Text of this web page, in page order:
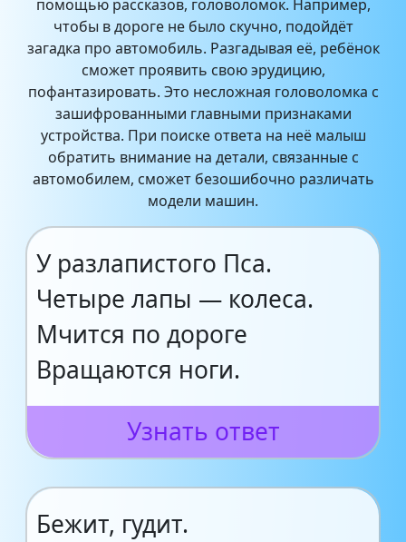
помощью рассказов, головоломок. Например,
чтобы в дороге не было скучно, подойдёт
загадка про автомобиль. Разгадывая её, ребёнок
сможет проявить свою эрудицию,
пофантазировать. Это несложная головоломка с
зашифрованными главными признаками
устройства. При поиске ответа на неё малыш
обратить внимание на детали, связанные с
автомобилем, сможет безошибочно различать
модели машин.
У разлапистого Пса.
Четыре лапы — колеса.
Мчится по дороге
Вращаются ноги.
Узнать ответ
Бежит, гудит.